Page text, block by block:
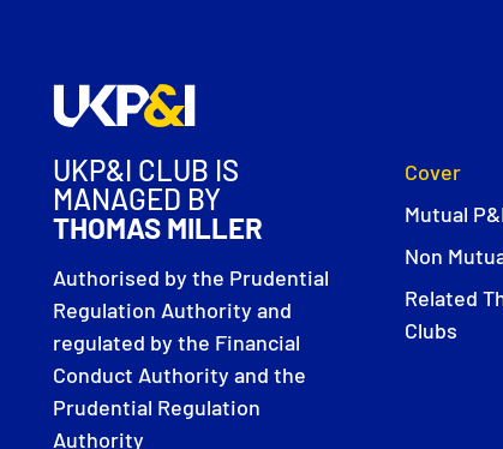
UKP&I CLUB IS
MANAGED BY
THOMAS MILLER
Authorised by the Prudential
Regulation Authority and
regulated by the Financial
Conduct Authority and the
Prudential Regulation
Authority
Cover
Mutual
Non
Related
Clubs